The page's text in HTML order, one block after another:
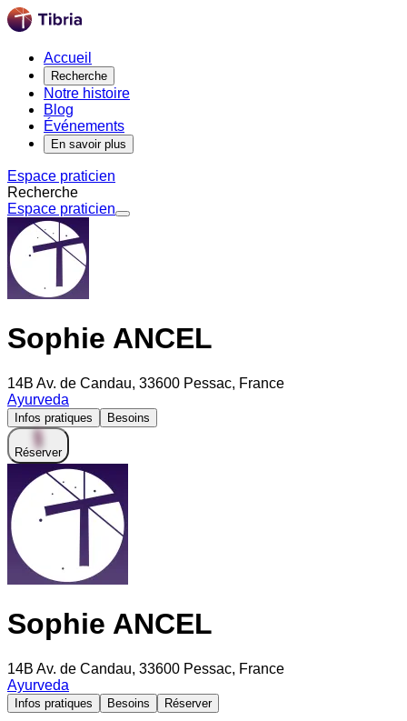
Accueil
Recherche
Notre histoire
Blog
Événements
En savoir plus
Espace praticien
Recherche
Espace praticien
Sophie ANCEL
14B Av. de Candau, 33600 Pessac, France
Ayurveda
Infos pratiques Besoins
Réserver
Sophie ANCEL
14B Av. de Candau, 33600 Pessac, France
Ayurveda
Infos pratiques Besoins Réserver